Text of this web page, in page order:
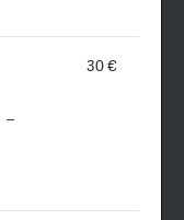
30 €
–